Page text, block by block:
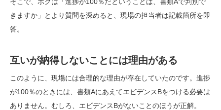
きますか」とより質問を深めると、現場の担当者は記載箇所を即
答。
互いが納得しないことには理由がある
このように、現場には合理的な理由が存在していたのです。進捗
が100％のときには、書類AにあえてエビデンスBをつける必要は
ありません。むしろ、エビデンスBがないことのほうが正解。